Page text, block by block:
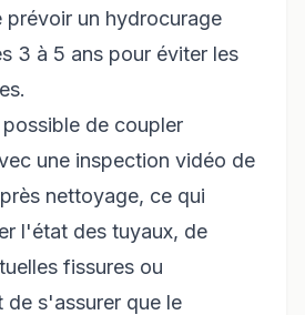
prévoir un hydrocurage
3 à 5 ans pour éviter les
de coupler
une inspection vidéo de
nettoyage, ce qui
l'état des tuyaux, de
fissures ou
de s'assurer que le